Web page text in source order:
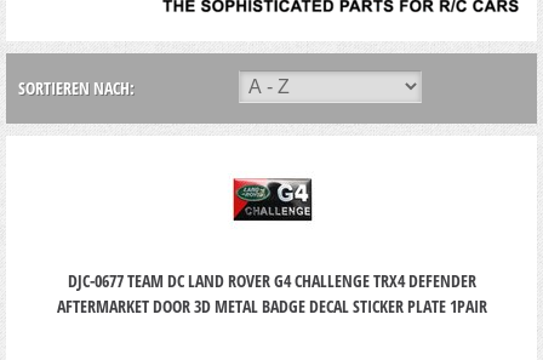
SORTIEREN NACH:
DJC-0677 TEAM DC LAND ROVER G4 CHALLENGE TRX4 DEFENDER
AFTERMARKET DOOR 3D METAL BADGE DECAL STICKER PLATE 1PAIR